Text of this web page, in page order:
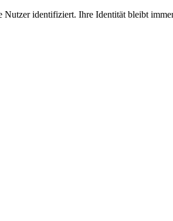
identifiziert. Ihre Identität bleibt